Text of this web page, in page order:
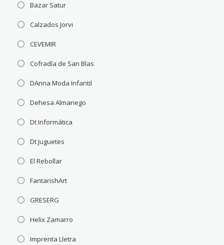
Bazar Satur
Calzados Jorvi
CEVEMIR
Cofradía de San Blas
DAnna Moda Infantil
Dehesa Almariego
Dt Informática
Dt Juguetes
El Rebollar
FantarishArt
GRESERG
Helix Zamarro
Imprenta Lletra